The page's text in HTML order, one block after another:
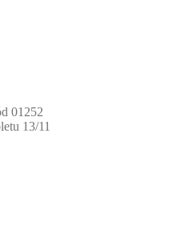
01252
13/11